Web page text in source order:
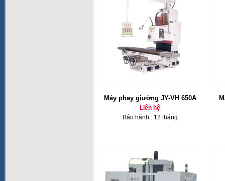
Máy phay giường JY-VH 650A
Liên hệ
Bảo hành : 12 tháng